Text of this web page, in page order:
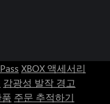
XBOX 액세서리
감광성 발작 경고
주문 추적하기